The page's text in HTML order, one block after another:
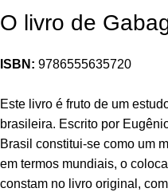
O livro de
ISBN: 9786555635720
Este livro é fruto de um
brasileira. Escrito por
Brasil constitui-se como um
em termos mundiais, o
constam no livro original,